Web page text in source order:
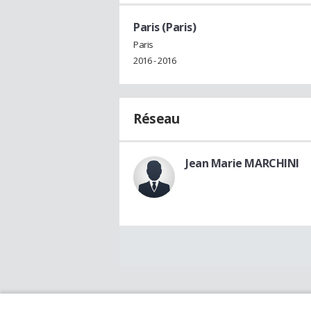
Paris (Paris)
Paris
2016 - 2016
Réseau
Jean Marie MARCHINI